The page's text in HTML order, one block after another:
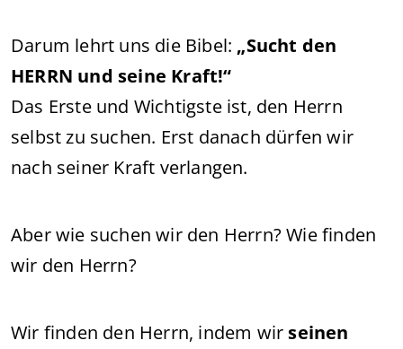
Darum lehrt uns die Bibel: „Sucht den
HERRN und seine Kraft!“
Das Erste und Wichtigste ist, den Herrn
selbst zu suchen. Erst danach dürfen wir
nach seiner Kraft verlangen.
Aber wie suchen wir den Herrn? Wie finden
wir den Herrn?
Wir finden den Herrn, indem wir seinen